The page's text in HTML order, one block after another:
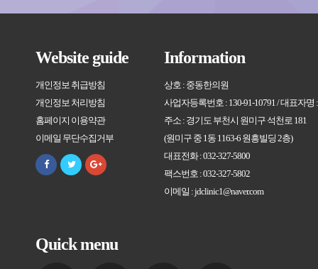
Website guide
개인정보 취급방침
개인정보 처리방침
홈페이지 이용약관
이메일 무단수집거부
Information
상호 : 중동한의원
사업자등록번호 : 130-91-10791 / 대표자명
주소 : 경기도 부천시 원미구 석천로 181
(원미구 중 1동 1163-6 원흥빌딩 2층)
대표전화 : 032-327-5800
팩스번호 : 032-327-5802
이메일 : jdclinic1@naver.com
Quick menu